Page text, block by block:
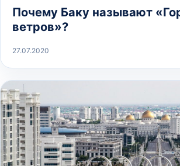
Почему Баку называют
ветров»?
27.07.2020